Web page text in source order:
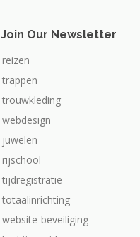
Join Our Newsletter
reizen
trappen
trouwkleding
webdesign
juwelen
rijschool
tijdregistratie
totaalinrichting
website-beveiliging